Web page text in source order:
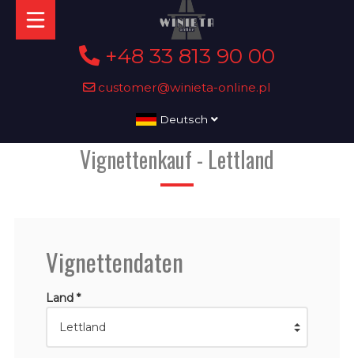
+48 33 813 90 00
customer@winieta-online.pl
Deutsch
Vignettenkauf - Lettland
Vignettendaten
Land *